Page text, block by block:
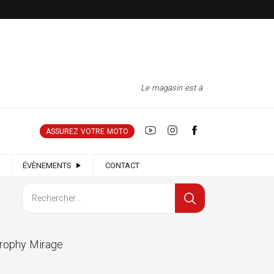
Le magasin est à nouveau ouvert tous
ÉVÈNEMENTS CONTACT
ASSUREZ VOTRE MOTO
Mirage